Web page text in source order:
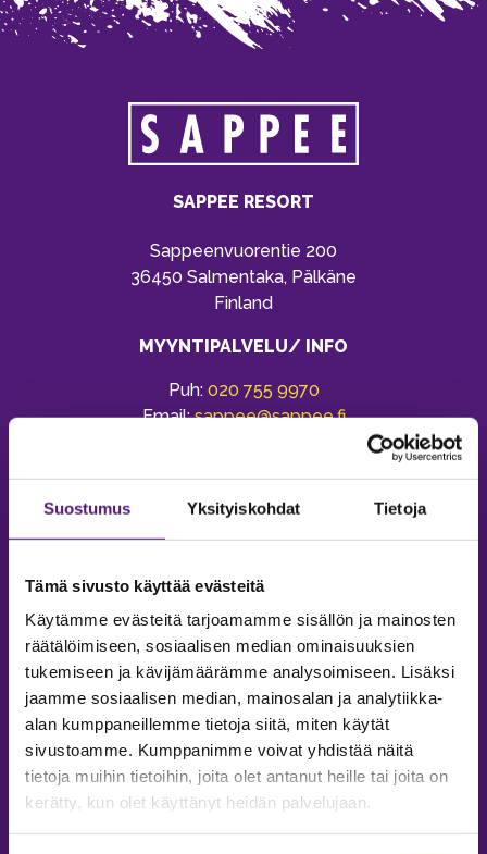
Suostumus Yksityiskohdat Tietoja
Tämä sivusto käyttää evästeitä
Käytämme evästeitä tarjoamamme sisällön ja mainosten
räätälöimiseen, sosiaalisen median ominaisuuksien
tukemiseen ja kävijämäärämme analysoimiseen. Lisäksi
jaamme sosiaalisen median, mainosalan ja analytiikka-
alan kumppaneillemme tietoja siitä, miten käytät
sivustoamme. Kumppanimme voivat yhdistää näitä
tietoja muihin tietoihin, joita olet antanut heille tai joita on
kerätty, kun olet käyttänyt heidän palvelujaan.
SAPPEE RESORT
Sappeenvuorentie 200
36450 Salmentaka, Pälkäne
Finland
MYYNTIPALVELU/ INFO
Puh: 020 755 9970
Email:sappee@sappee.fi
MAJOITUS
Tiedustelut & Varaukset